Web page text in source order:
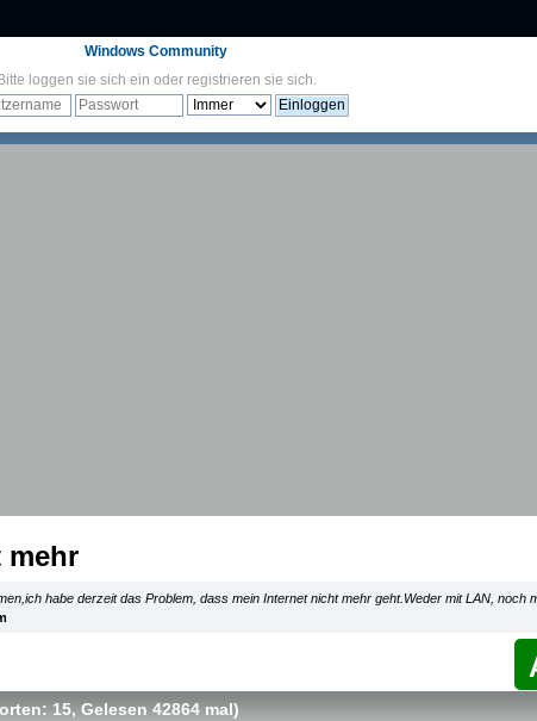
Windows Community
Bitte loggen sie sich ein oder registrieren sie sich.
mehr
habe derzeit das Problem, dass mein Internet nicht mehr geht.Weder mit LAN, noch
15, Gelesen 42864 mal )